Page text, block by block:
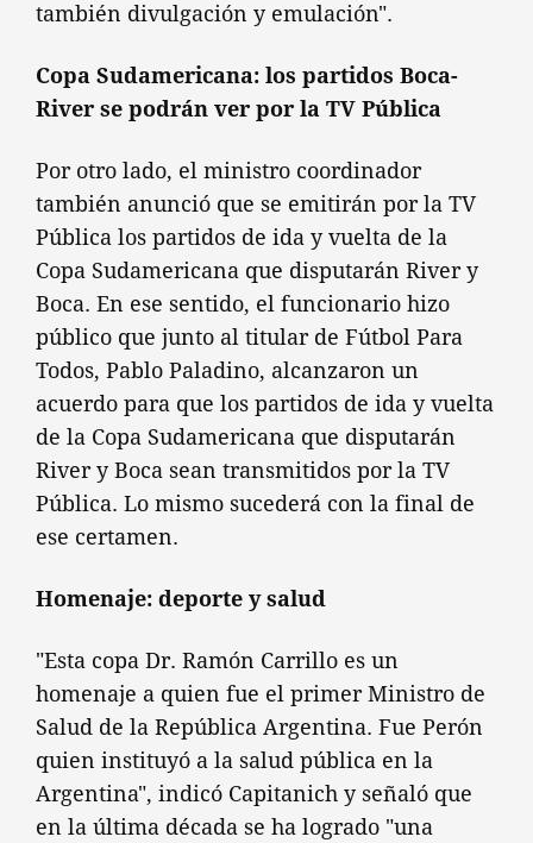
también divulgación y emulación".
Copa Sudamericana: los partidos Boca-
River se podrán ver por la TV Pública
Por otro lado, el ministro coordinador
también anunció que se emitirán por la TV
Pública los partidos de ida y vuelta de la
Copa Sudamericana que disputarán River y
Boca. En ese sentido, el funcionario hizo
público que junto al titular de Fútbol Para
Todos, Pablo Paladino, alcanzaron un
acuerdo para que los partidos de ida y vuelta
de la Copa Sudamericana que disputarán
River y Boca sean transmitidos por la TV
Pública. Lo mismo sucederá con la final de
ese certamen.
Homenaje: deporte y salud
"Esta copa Dr. Ramón Carrillo es un
homenaje a quien fue el primer Ministro de
Salud de la República Argentina. Fue Perón
quien instituyó a la salud pública en la
Argentina", indicó Capitanich y señaló que
en la última década se ha logrado "una